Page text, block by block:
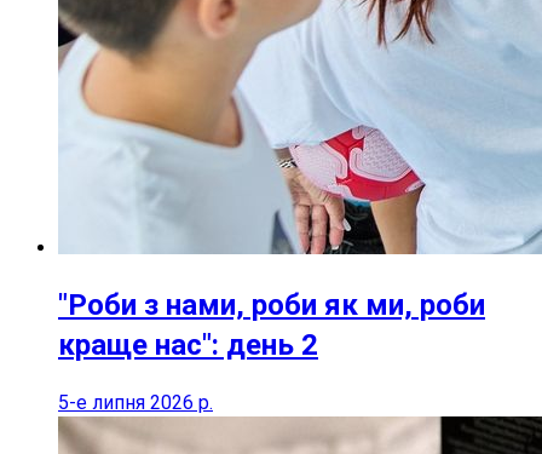
"Роби з нами, роби як ми, роби
краще нас": день 2
5-е липня 2026 р.